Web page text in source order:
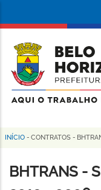
conteúdo
principal
da
Prefeitura
de
Horizonte
Trilha
de
INÍCIO - CONTRATOS -
BHTRANS -